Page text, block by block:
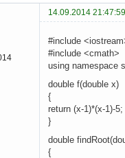
14.09.2014 21:47:59
#include
#include <cmath>
using namespace
double f(double x)
{
return (x-1)*(x-1)-5;
}
double
{